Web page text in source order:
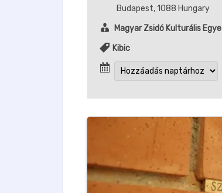
Budapest,1088 Hungary
Magyar Zsidó Kulturális
Kibic